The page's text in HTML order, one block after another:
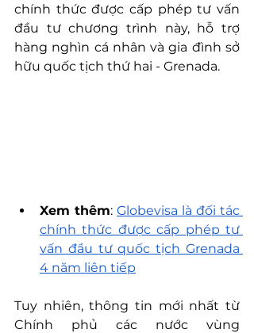
chính thức được cấp phép tư vấn
đầu tư chương trình này, hỗ trợ
hàng nghìn cá nhân và gia đình sở
hữu quốc tịch thứ hai - Grenada.
Xem thêm: Globevisa là đối tác
chính thức được cấp phép tư
vấn đầu tư quốc tịch Grenada
4 năm liên tiếp
Tuy nhiên, thông tin mới nhất từ
Chính phủ các nước vùng